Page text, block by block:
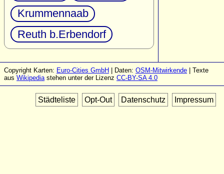
Krummennaab
Reuth b.Erbendorf
Copyright Karten: Euro-Cities GmbH | Daten: OSM-Mitwirkende | Texte
aus Wikipediastehen unter der Lizenz CC-BY-SA 4.0
Städteliste Opt-Out Datenschutz Impressum